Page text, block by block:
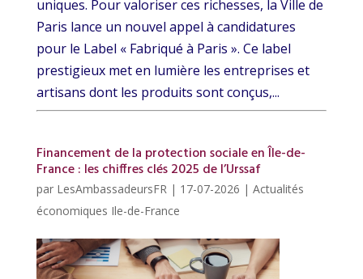
uniques. Pour valoriser ces richesses, la Ville de
Paris lance un nouvel appel à candidatures
pour le Label « Fabriqué à Paris ». Ce label
prestigieux met en lumière les entreprises et
artisans dont les produits sont conçus,...
Financement de la protection sociale en Île-de-
France : les chiffres clés 2025 de l’Urssaf
par LesAmbassadeursFR| 17-07-2026 | Actualités
économiques Ile-de-France